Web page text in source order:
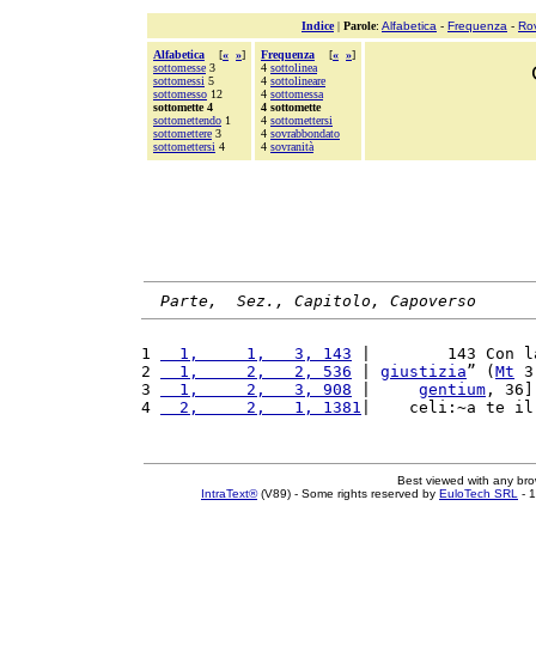
Indice| Parole: Alfabetica - Frequenza -
Alfabetica [« »]
sottomesse 3
sottomessi 5
sottomesso 12
sottomette 4
sottomettendo 1
sottomettere 3
sottomettersi 4
Frequenza [« »]
4 sottolinea
4 sottolineare
4 sottomessa
4 sottomette
4 sottomettersi
4 sovrabbondato
4 sovranità
Parte,  Sez., Capitolo, Capoverso
1
  1,     1,   3, 143
|        143 Con
2
  1,     2,   2, 536
giustizia” ( Mt
3
  1,     2,   3, 908
gentium ,
4
  2,     2,   1, 1381
|    celi:~a te il
Best viewed with any
IntraText®(V89) - Some rights reserved by EuloTech SRL -